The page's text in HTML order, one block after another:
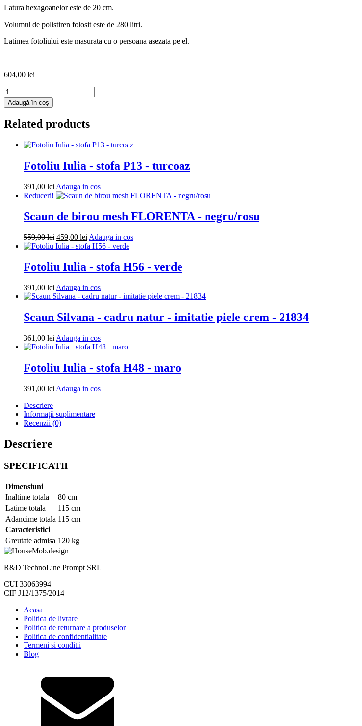
Latura hexagoanelor este de 20 cm.
Volumul de polistiren folosit este de 280 litri.
Latimea fotoliului este masurata cu o persoana asezata pe el.
604,00 lei
Cantitate
Fotoliu
puf
Ball
imitatie
galben/negru
Adaugă în coș
Related products
Fotoliu Iulia - stofa P13 - turcoaz
391,00 lei Adauga in cosAdauga
in
Reduceri!
Scaun de birou mesh FLORENTA - negru/rosu
559,00lei Prețul
inițial
fost:
559,00 lei.
459,00 lei Prețul
curent
459,00 lei.
Adauga in cosAdauga
Fotoliu Iulia - stofa H56 - verde
391,00 leiAdauga in cosAdauga
in
Scaun Silvana - cadru natur - imitatie piele crem - 21834
361,00 lei Adauga in cosAdauga
in
Fotoliu Iulia - stofa H48 - maro
391,00 lei Adauga in cosAdauga
Descriere
Informații suplimentare
Recenzii (0)
Descriere
SPECIFICATII
Dimensiuni
Inaltime totala
80 cm
Latime totala
115 cm
Adancime totala 115 cm
Caracteristici
Greutate admisa 120 kg
R&D TechnoLine Prompt SRL
CUI 33063994
CIF J12/1375/2014
Acasa
Politica de livrare
Politica de returnare a produselor
Politica de confidentialitate
Termeni si conditii
Blog